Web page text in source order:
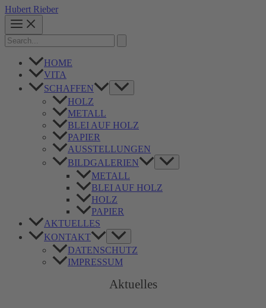
Hubert Rieber
Main
Menu
Search
for:
HOME
VITA
SCHAFFEN
Menü
umschalten
HOLZ
METALL
BLEI AUF HOLZ
PAPIER
AUSSTELLUNGEN
BILDGALERIEN
Menü
umschalten
METALL
BLEI AUF HOLZ
HOLZ
PAPIER
AKTUELLES
KONTAKT
Menü
umschalten
DATENSCHUTZ
IMPRESSUM
Aktuelles